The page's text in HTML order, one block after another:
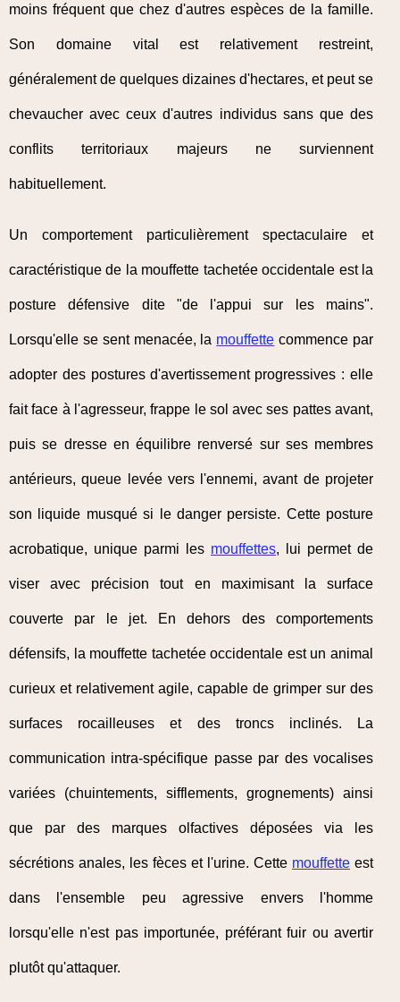
moins fréquent que chez d'autres espèces de la famille.
Son domaine vital est relativement restreint,
généralement de quelques dizaines d'hectares, et peut se
chevaucher avec ceux d'autres individus sans que des
conflits territoriaux majeurs ne surviennent
habituellement.
Un comportement particulièrement spectaculaire et
caractéristique de la mouffette tachetée occidentale est la
posture défensive dite "de l'appui sur les mains".
Lorsqu'elle se sent menacée, la mouffette commence par
adopter des postures d'avertissement progressives : elle
fait face à l'agresseur, frappe le sol avec ses pattes avant,
puis se dresse en équilibre renversé sur ses membres
antérieurs, queue levée vers l'ennemi, avant de projeter
son liquide musqué si le danger persiste. Cette posture
acrobatique, unique parmi les mouffettes, lui permet de
viser avec précision tout en maximisant la surface
couverte par le jet. En dehors des comportements
défensifs, la mouffette tachetée occidentale est un animal
curieux et relativement agile, capable de grimper sur des
surfaces rocailleuses et des troncs inclinés. La
communication intra-spécifique passe par des vocalises
variées (chuintements, sifflements, grognements) ainsi
que par des marques olfactives déposées via les
sécrétions anales, les fèces et l'urine. Cette mouffette est
dans l'ensemble peu agressive envers l'homme
lorsqu'elle n'est pas importunée, préférant fuir ou avertir
plutôt qu'attaquer.